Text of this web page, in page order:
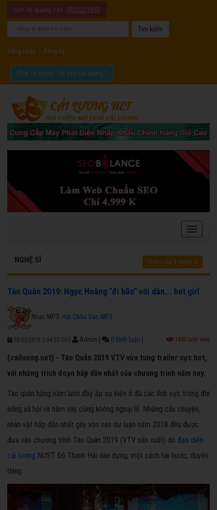
Liên hệ quảng cáo: 0932221090
Đăng nhập Đăng ký
Chia sẻ video "Tôi yêu cải lương".
NGHỆ SĨ Trang chủ Nghệ sĩ
Táo Quân 2019: Ngọc Hoàng "đi bão" với dàn... hot girl
Nhạc MP3: Hát Chầu Văn MP3
30/03/2019 5:04:55 CH Admin 0 bình luận 1400 lượt xem
(cailuong.net) - Táo Quân 2019 VTV vừa tung trailer cực hot,
với những trích đoạn hấp dẫn nhất của chương trình năm nay.
Táo quân hằng năm luôn đầy ắp sự kiện ở đủ các lĩnh vực trong đời
sống xã hội và năm nay cũng không ngoại lệ. Những câu chuyện,
nhân vật hấp dẫn nhất gây xôn xao dư luận năm 2018 đều được
đưa vào chương trình Táo Quân 2019 (VTV sản xuất) do đạo diễn
cải lương NUST Đỗ Thanh Hải dàn dựng, một cách hài hước, duyên
dáng.